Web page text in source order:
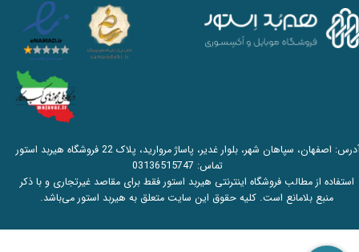
آدرس: اصفهان، سپاهان شهر، بلوار غدیر، پاساژ مروارید، پلاک 22 فروشگاه هیربد استور
تماس: 03136515747
استفاده از مطالب فروشگاه اینترنتی هیربد استور فقط برای مقاصد غیرتجاری و با ذکر
منبع بلامانع است. کلیه حقوق این سایت متعلق به هیربد استور می‌باشد.​​​​​​​